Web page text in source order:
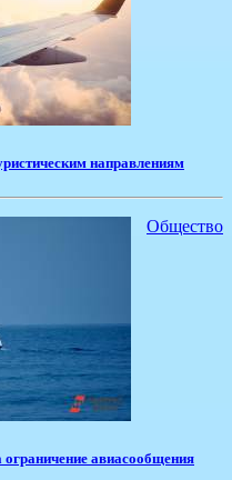
направлениям
Общество
авиасообщения